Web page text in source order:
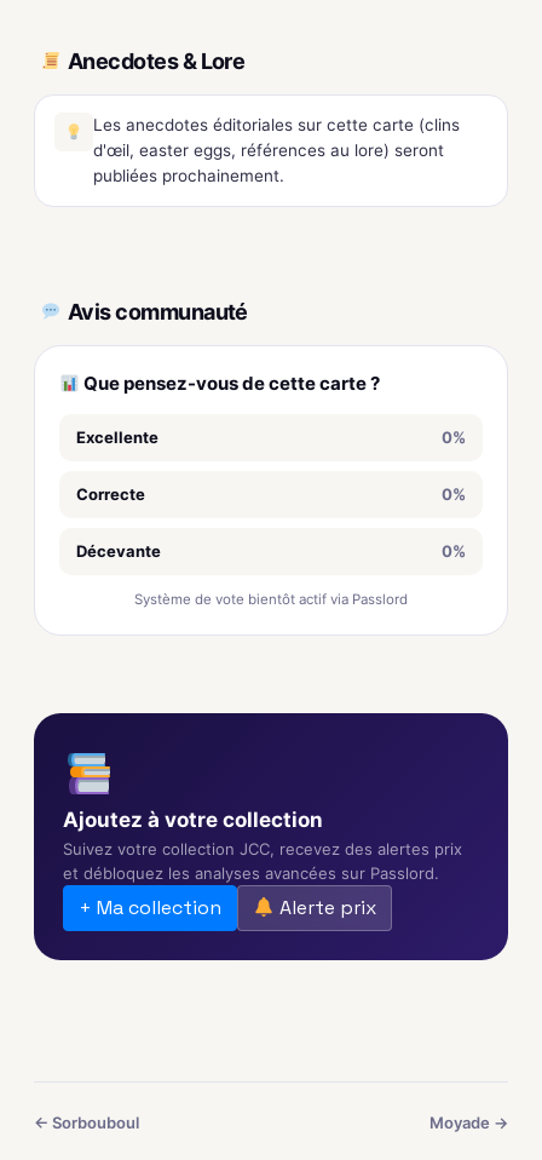
Anecdotes & Lore
Les anecdotes éditoriales sur cette carte (clins
d'œil, easter eggs, références au lore) seront
publiées prochainement.
Avis communauté
Que pensez-vous de cette carte ?
Excellente 0%
Correcte 0%
Décevante 0%
Système de vote bientôt actif via Passlord
Ajoutez à votre collection
Suivez votre collection JCC, recevez des alertes prix
et débloquez les analyses avancées sur Passlord.
+ Ma collection Alerte prix
← Sorbouboul Moyade →